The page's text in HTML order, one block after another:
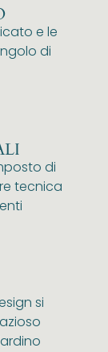
e le
di
di
tecnica
si